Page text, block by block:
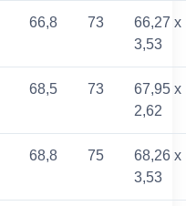
66,8 73
66,27 x
3,53
68,5 73
67,95 x
2,62
68,8 75
68,26 x
3,53